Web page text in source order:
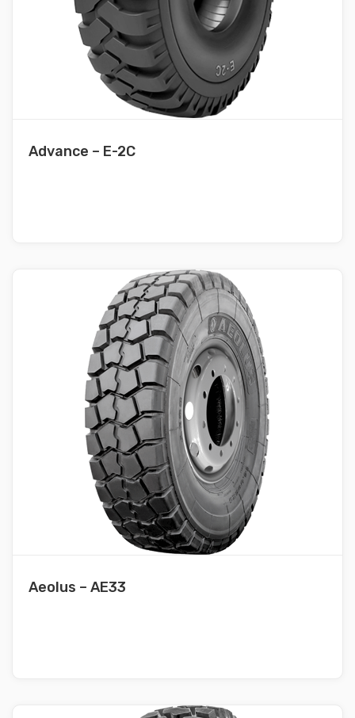
Advance – E-2C
Aeolus – AE33